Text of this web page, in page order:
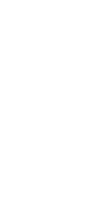
den Ruhestand
In der Werkstatt
Drehbänke oder
Ausstattung samt
vor Ort.
Fräse oder eine
verwerten und
Akten werden
und
sind. Büro-
am Ende steht